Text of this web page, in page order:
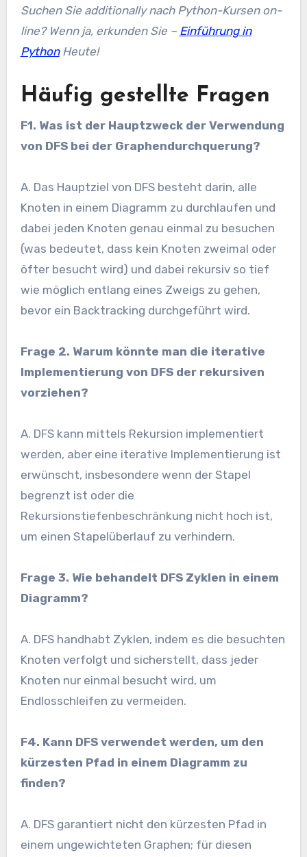
Suchen Sie additionally nach Python-Kursen on-
line? Wenn ja, erkunden Sie – Einführung in
PythonHeute!
Häufig gestellte Fragen
F1. Was ist der Hauptzweck der Verwendung
von DFS bei der Graphendurchquerung?
A. Das Hauptziel von DFS besteht darin, alle
Knoten in einem Diagramm zu durchlaufen und
dabei jeden Knoten genau einmal zu besuchen
(was bedeutet, dass kein Knoten zweimal oder
öfter besucht wird) und dabei rekursiv so tief
wie möglich entlang eines Zweigs zu gehen,
bevor ein Backtracking durchgeführt wird.
Frage 2. Warum könnte man die iterative
Implementierung von DFS der rekursiven
vorziehen?
A. DFS kann mittels Rekursion implementiert
werden, aber eine iterative Implementierung ist
erwünscht, insbesondere wenn der Stapel
begrenzt ist oder die
Rekursionstiefenbeschränkung nicht hoch ist,
um einen Stapelüberlauf zu verhindern.
Frage 3. Wie behandelt DFS Zyklen in einem
Diagramm?
A. DFS handhabt Zyklen, indem es die besuchten
Knoten verfolgt und sicherstellt, dass jeder
Knoten nur einmal besucht wird, um
Endlosschleifen zu vermeiden.
F4. Kann DFS verwendet werden, um den
kürzesten Pfad in einem Diagramm zu
finden?
A. DFS garantiert nicht den kürzesten Pfad in
einem ungewichteten Graphen; für diesen